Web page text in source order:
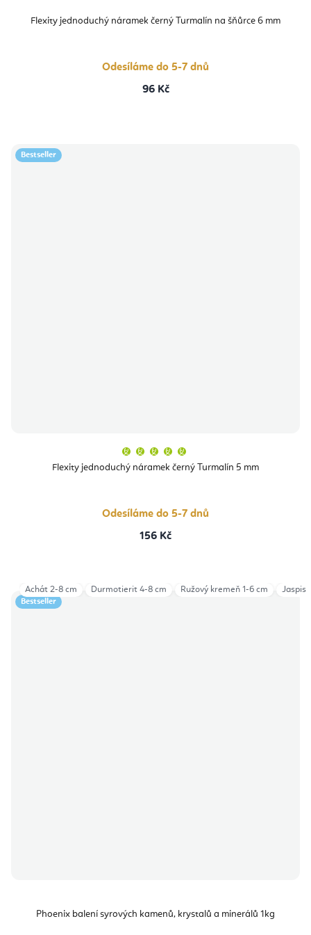
Flexity jednoduchý náramek černý Turmalín na šňůrce 6 mm
Odesíláme do 5-7 dnů
96 Kč
Bestseller
Flexity jednoduchý náramek černý Turmalín 5 mm
produktu
je
hvězdiček.
Odesíláme do 5-7 dnů
156 Kč
Bestseller
Phoenix balení syrových kamenů, krystalů a minerálů 1kg
Achát 2-8 cm Durmotierit 4-8 cm Ružový kremeň 1-6 cm Jaspis